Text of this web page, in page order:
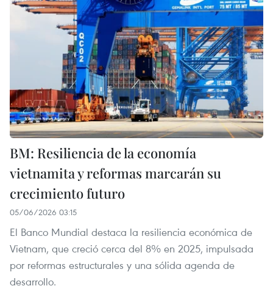
BM: Resiliencia de la economía
vietnamita y reformas marcarán su
crecimiento futuro
05/06/2026 03:15
El Banco Mundial destaca la resiliencia económica de
Vietnam, que creció cerca del 8% en 2025, impulsada
por reformas estructurales y una sólida agenda de
desarrollo.